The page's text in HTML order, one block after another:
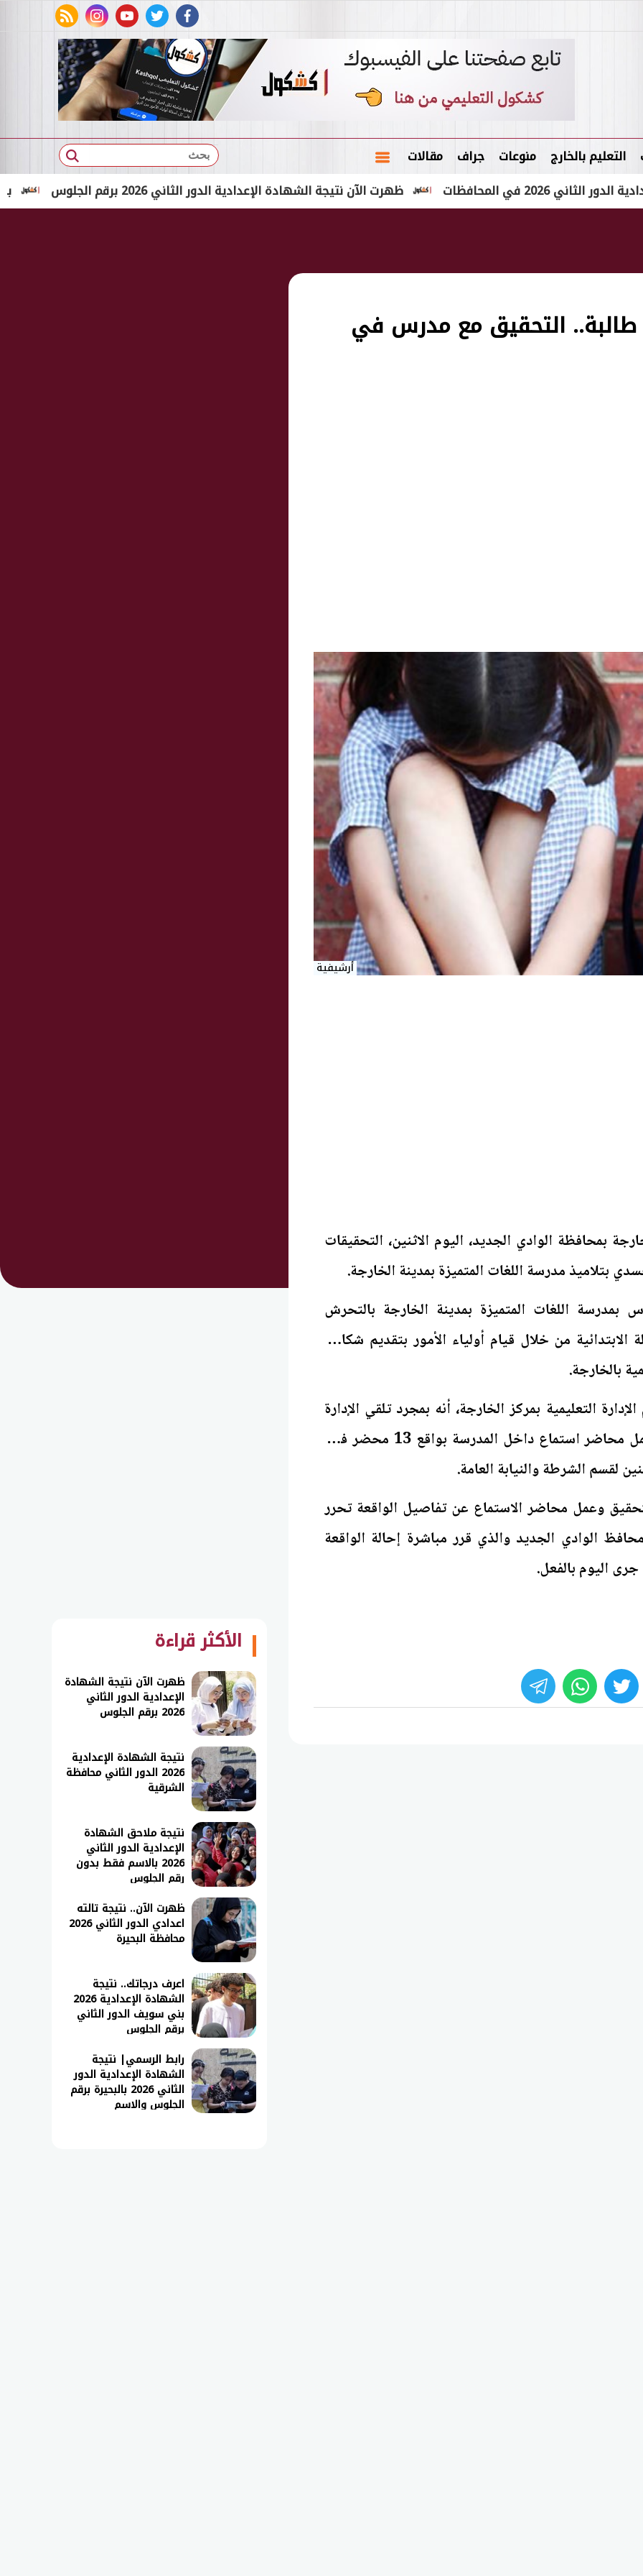
facebook
twitter
youtube
instagram
rss feed
التعليم بالخارج منوعات جراف مقالات
بحث
بالاسم الثلاثي فقط..
ظهرت الآن نتيجة الشهادة الإعدادية الدور الثاني 2026 برقم الجلوس
عاجل|متهم بالتحرش بـ 13 طالبة.. التحقيق مع مدرس في
أرشيفية
بمحافظة الوادي الجديد، اليوم الاثنين، التحقيقات
بتلاميذ مدرسة اللغات المتميزة بمدينة الخارجة.
اللغات المتميزة بمدينة الخارجة بالتحرش
بالمرحلة الابتدائية من خلال قيام أولياء الأمور بتقديم شكاوي
بالخارجة.
التعليمية بمركز الخارجة، أنه بمجرد تلقي الإدارة
شكاوي أولياء الأمور جرى عمل محاضر استماع داخل المدرسة بواقع 13 محضر فيما
لقسم الشرطة والنيابة العامة.
وعمل محاضر الاستماع عن تفاصيل الواقعة تحرر
الوادي الجديد والذي قرر مباشرة إحالة الواقعة
جرى اليوم بالفعل.
twitter
whats
الأكثر قراءة
ظهرت الآن نتيجة الشهادة
الإعدادية الدور الثاني
2026 برقم الجلوس
نتيجة الشهادة الإعدادية
2026 الدور الثاني محافظة
الشرقية
نتيجة ملاحق الشهادة
الإعدادية الدور الثاني
2026 بالاسم فقط بدون
رقم الجلوس
ظهرت الآن.. نتيجة تالته
اعدادي الدور الثاني 2026
محافظة البحيرة
اعرف درجاتك.. نتيجة
الشهادة الإعدادية 2026
بني سويف الدور الثاني
برقم الجلوس
رابط الرسمي| نتيجة
الشهادة الإعدادية الدور
الثاني 2026 بالبحيرة برقم
الجلوس والاسم